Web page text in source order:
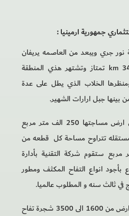
جمهورية ارمينيا :
جري ويبعد من العاصمه يريفان
23 km ومن المطار 34 km تمتاز وتشتهر هذي المنطقة
الخلاب الذي يطل على عدة
بينها جبل ارارات الشهير.
المشروع عبارة عن عن ارض مساجتها 250 الف متر مربع
30 قطعه مستقله تتراوح مساحة كل قطعه من
الى 10000 متر مربع ستقوم شركة التقنية بأدارة
بأجود انواع التفاح المكثف ومطور
في ثالث سنه و المطلوب عالميا.
سيتم زراعة كل قطعة ارض من 1600 الى 3500 شجرة تفاح